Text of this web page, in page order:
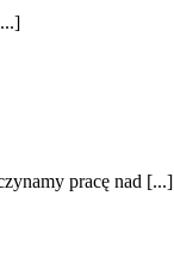
pracę nad [...]